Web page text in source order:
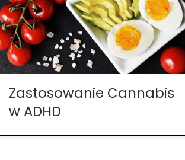
42 procent. Niektórzy eksperci spekulują,
że ogromną rolę odgrywają niekończące
się godziny spędzane przy komputerze
oraz telefonie oraz dostęp do
inteligentnych urządzeń. Jednak
Zastosowanie Cannabis
w ADHD